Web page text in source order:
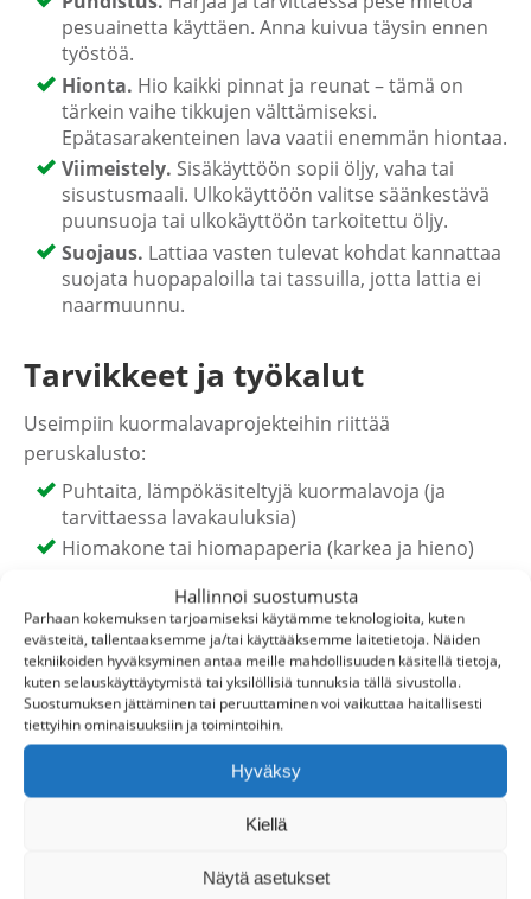
Hallinnoi suostumusta
Parhaan kokemuksen tarjoamiseksi käytämme teknologioita, kuten
evästeitä, tallentaaksemme ja/tai käyttääksemme laitetietoja. Näiden
tekniikoiden hyväksyminen antaa meille mahdollisuuden käsitellä tietoja,
kuten selauskäyttäytymistä tai yksilöllisiä tunnuksia tällä sivustolla.
Suostumuksen jättäminen tai peruuttaminen voi vaikuttaa haitallisesti
tiettyihin ominaisuuksiin ja toimintoihin.
Hyväksy
Kiellä
Näytä asetukset
pesuainetta käyttäen. Anna kuivua täysin ennen
työstöä.
Hionta. Hio kaikki pinnat ja reunat – tämä on
tärkein vaihe tikkujen välttämiseksi.
Epätasarakenteinen lava vaatii enemmän hiontaa.
Viimeistely. Sisäkäyttöön sopii öljy, vaha tai
sisustusmaali. Ulkokäyttöön valitse säänkestävä
puunsuoja tai ulkokäyttöön tarkoitettu öljy.
Suojaus. Lattiaa vasten tulevat kohdat kannattaa
suojata huopapaloilla tai tassuilla, jotta lattia ei
naarmuunnu.
Tarvikkeet ja työkalut
Useimpiin kuormalavaprojekteihin riittää
peruskalusto:
Puhtaita, lämpökäsiteltyjä kuormalavoja (ja
tarvittaessa lavakauluksia)
Hiomakone tai hiomapaperia (karkea ja hieno)
Vasara ja tarvittaessa sorkkarauta naulojen
käsittelyyn
Puunsuoja, öljy, vaha tai maali viimeistelyyn
Pyörät, jalat tai patjat ja pehmusteet projektin
mukaan
Turvallisuus ja kestävyys
kalusteet ovat turvallisia ja kestäviä: